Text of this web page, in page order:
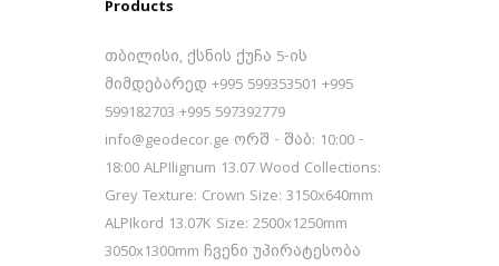
Products
თბილისი, ქსნის ქუჩა 5-ის
მიმდებარედ +995 599353501 +995
599182703 +995 597392779
info@geodecor.ge ორშ - შაბ: 10:00 -
18:00 ALPIlignum 13.07 Wood Collections:
Grey Texture: Crown Size: 3150x640mm
ALPIkord 13.07K Size: 2500x1250mm
3050x1300mm ჩვენი უპირატესობა